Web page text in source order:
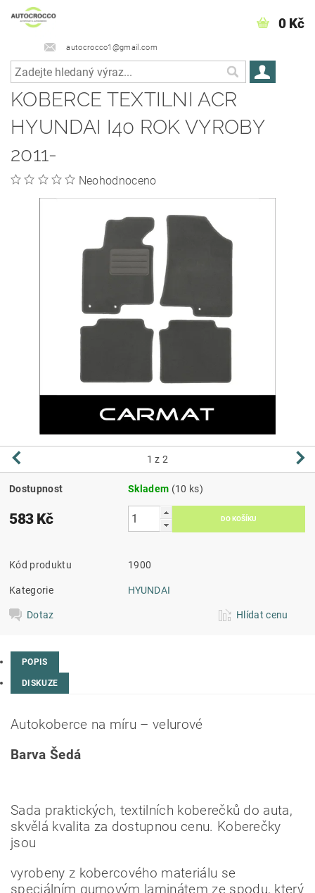
autocrocco1@gmail.com
0 Kč
KOBERCE TEXTILNI ACR
HYUNDAI I40 ROK VYROBY
2011-
Neohodnoceno
1 z 2
Dostupnost Skladem (10 ks)
583 Kč
Kód produktu 1900
Kategorie HYUNDAI
Dotaz Hlídat cenu
POPIS
DISKUZE
Autokoberce na míru – velurové
Barva Šedá
Sada praktických, textilních koberečků do auta,
skvělá kvalita za dostupnou cenu. Koberečky
jsou
vyrobeny z kobercového materiálu se
speciálním gumovým laminátem ze spodu, který